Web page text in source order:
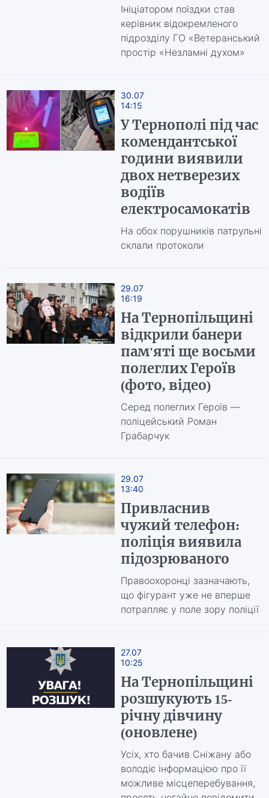
Ініціатором поїздки став
керівник відокремленого
підрозділу ГО «Ветеранський
простір «Незламні духом»
30.07
14:15
У Тернополі під час
комендантської
години виявили
двох нетверезих
водіїв
електросамокатів
На обох порушників патрульні
склали протоколи
29.07
16:19
На Тернопільщині
відкрили банери
пам'яті ще восьми
полеглих Героїв
(фото, відео)
Серед полеглих Героїв —
поліцейський Роман
Грабарчук
29.07
13:40
Привласнив
чужий телефон:
поліція виявила
підозрюваного
Правоохоронці зазначають,
що фігурант уже не вперше
потрапляє у поле зору поліції
27.07
10:25
На Тернопільщині
розшукують 15-
річну дівчину
(оновлене)
Усіх, хто бачив Сніжану або
володіє інформацією про її
можливе місцеперебування,